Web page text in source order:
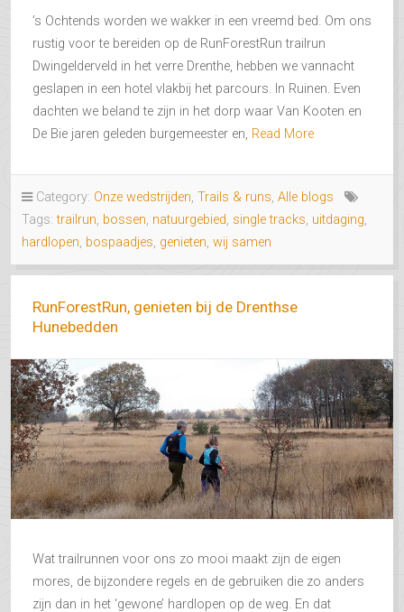
’s Ochtends worden we wakker in een vreemd bed. Om ons
rustig voor te bereiden op de RunForestRun trailrun
Dwingelderveld in het verre Drenthe, hebben we vannacht
geslapen in een hotel vlakbij het parcours. In Ruinen. Even
dachten we beland te zijn in het dorp waar Van Kooten en
De Bie jaren geleden burgemeester en, Read More
Category: Onze wedstrijden, Trails & runs, Alle blogs
Tags:trailrun, bossen, natuurgebied, single tracks, uitdaging,
hardlopen, bospaadjes, genieten, wij samen
RunForestRun, genieten bij de Drenthse
Hunebedden
Wat trailrunnen voor ons zo mooi maakt zijn de eigen
mores, de bijzondere regels en de gebruiken die zo anders
zijn dan in het ‘gewone’ hardlopen op de weg. En dat